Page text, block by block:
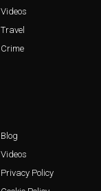
Videos
Travel
Crime
Blog
Videos
Privacy Policy